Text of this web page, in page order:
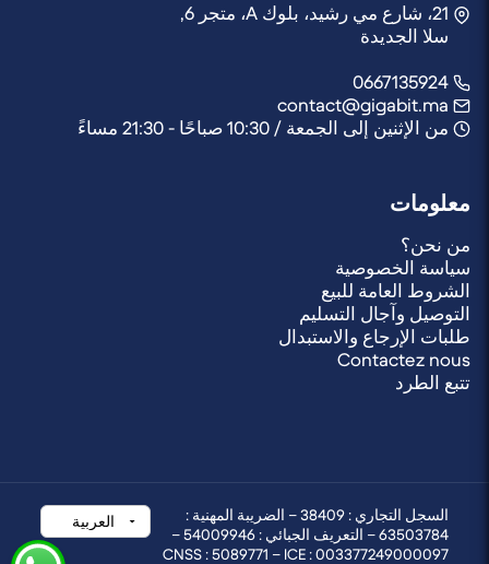
21، شارع مي رشيد، بلوك A، متجر 6,
سلا الجديدة
من الإثنين إلى الجمعة / 10:30 صباحًا - 21:30 مساءً
معلومات
من نحن؟
سياسة الخصوصية
الشروط العامة للبيع
التوصيل وآجال التسليم
طلبات الإرجاع والاستبدال
Contactez nous
تتبع الطرد
السجل التجاري : 38409 – الضريبة المهنية :
63503784 – التعريف الجبائي : 54009946 –
CNSS : 5089771 – ICE : 003377249000097